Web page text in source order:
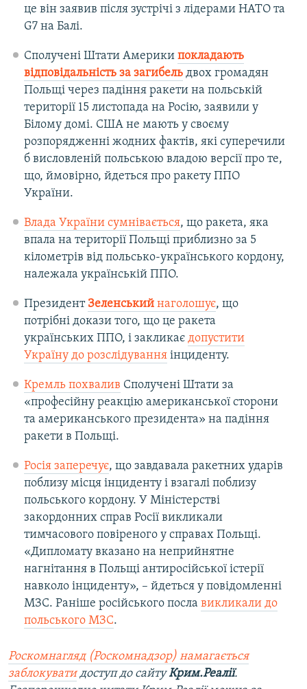
це він заявив після зустрічі з лідерами НАТО та
G7 на Балі.
Сполучені Штати Америки покладають
відповідальність за загибельдвох громадян
Польщі через падіння ракети на польській
території 15 листопада на Росію, заявили у
Білому домі. США не мають у своєму
розпорядженні жодних фактів, які суперечили
б висловленій польською владою версії про те,
що, ймовірно, йдеться про ракету ППО
України.
Влада України сумнівається, що ракета, яка
впала на території Польщі приблизно за 5
кілометрів від польсько-українського кордону,
належала українській ППО.
Президент Зеленськийнаголошує, що
потрібні докази того, що це ракета
українських ППО, і закликає допустити
Україну до розслідуванняінциденту.
Кремль похвалив Сполучені Штати за
«професійну реакцію американської сторони
та американського президента» на падіння
ракети в Польщі.
Росія заперечує, що завдавала ракетних ударів
поблизу місця інциденту і взагалі поблизу
польського кордону. У Міністерстві
закордонних справ Росії викликали
тимчасового повіреного у справах Польщі.
«Дипломату вказано на неприйнятне
нагнітання в Польщі антиросійської істерії
навколо інциденту», – йдеться у повідомленні
МЗС. Раніше російського посла викликали до
польського МЗС.
Роскомнагляд (Роскомнадзор) намагається
заблокуватидоступ до сайтуКрим.Реалії.